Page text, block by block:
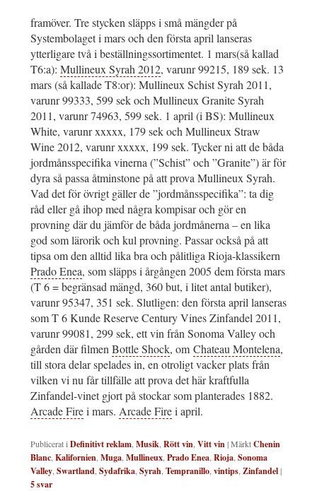
framöver. Tre stycken släpps i små mängder på
Systembolaget i mars och den första april lanseras
ytterligare två i beställningssortimentet. 1 mars(så kallad
T6:a): Mullineux Syrah 2012, varunr 99215, 189 sek. 13
mars (så kallade T8:or): Mullineux Schist Syrah 2011,
varunr 99333, 599 sek och Mullineux Granite Syrah
2011, varunr 74963, 599 sek. 1 april (i BS): Mullineux
White, varunr xxxxx, 179 sek och Mullineux Straw
Wine 2012, varunr xxxxx, 199 sek. Tycker ni att de båda
jordmånsspecifika vinerna (”Schist” och ”Granite”) är för
dyra så passa åtminstone på att prova Mullineux Syrah.
Vad det för övrigt gäller de ”jordmånsspecifika”: ta dig
råd eller gå ihop med några kompisar och gör en
provning där du jämför de båda jordmånerna – en lika
god som lärorik och kul provning. Passar också på att
tipsa om den alltid lika bra och pålitliga Rioja-klassikern
Prado Enea, som släpps i årgången 2005 dem första mars
(T 6 = begränsad mängd, 360 but, i litet antal butiker),
varunr 95347, 351 sek. Slutligen: den första april lanseras
som T 6 Kunde Reserve Century Vines Zinfandel 2011,
varunr 99081, 299 sek, ett vin från Sonoma Valley och
gården där filmen Bottle Shock, om Chateau Montelena,
till stora delar spelades in, en otroligt vacker plats från
vilken vi nu får tillfälle att prova det här kraftfulla
Zinfandel-vinet gjort på stockar som planterades 1882.
Arcade Firei mars. Arcade Firei april.
Publicerat i Definitivt reklam Musik Rött vin Vitt vin|MärktChenin
Blanc Kalifornien Muga Mullineux Prado Enea Rioja Sonoma
Valley Swartland Sydafrika Syrah Tempranillo vintips Zinfandel|
5svar